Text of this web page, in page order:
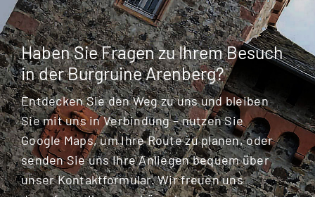
Haben Sie Fragen zu Ihrem Besuch
in der Burgruine Arenberg?
Entdecken Sie den Weg zu uns und bleiben
Sie mit uns in Verbindung – nutzen Sie
Google Maps, um Ihre Route zu planen, oder
senden Sie uns Ihre Anliegen bequem über
unser Kontaktformular. Wir freuen uns